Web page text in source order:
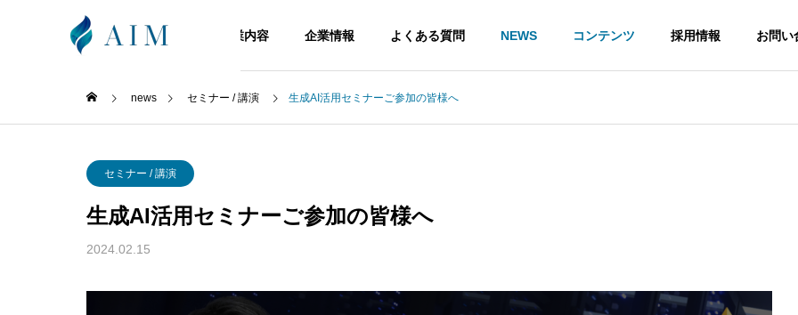
ホーム 事業内容 企業情報 よくある質問 NEWS コンテンツ 採用情報 お問い
アクセス
news セミナー / 講演 生成AI活用セミナーご参加の皆様へ
セミナー / 講演
生成AI活用セミナーご参加の皆様へ
2024.02.15